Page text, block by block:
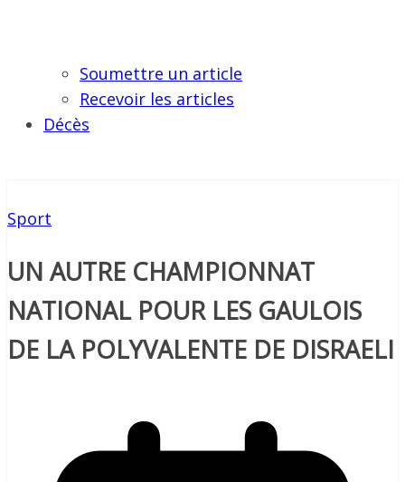
Soumettre un article
Recevoir les articles
Décès
Sport
UN AUTRE CHAMPIONNAT
NATIONAL POUR LES GAULOIS
DE LA POLYVALENTE DE DISRAELI